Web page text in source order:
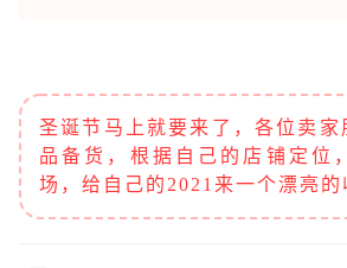
圣诞节马上就要来了，各位卖家
品备货，根据自己的店铺定位
场，给自己的 2021来一个漂亮的